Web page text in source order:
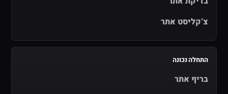
צ'קליסט אתר
התחלה נכונה
בריף אתר